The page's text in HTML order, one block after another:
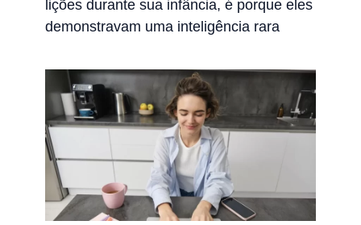
lições durante sua infância, é porque eles
demonstravam uma inteligência rara